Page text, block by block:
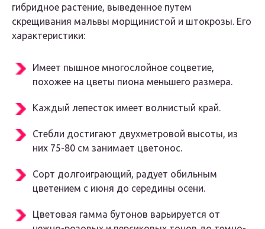
гибридное растение, выведенное путем
скрещивания мальвы морщинистой и штокрозы. Его
характеристики:
Имеет пышное многослойное соцветие,
похожее на цветы пиона меньшего размера.
Каждый лепесток имеет волнистый край.
Стебли достигают двухметровой высоты, из
них 75-80 см занимает цветонос.
Сорт долгоиграющий, радует обильным
цветением с июня до середины осени.
Цветовая гамма бутонов варьируется от